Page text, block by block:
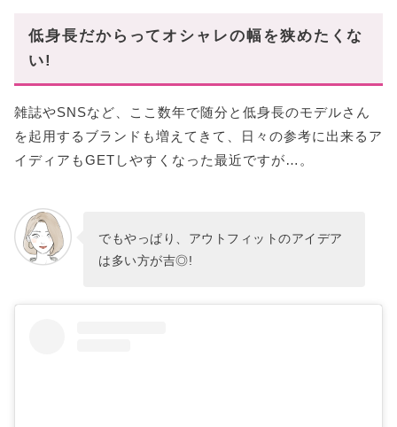
まとめ
低身長だからってオシャレの幅を狭めたくな
い!
雑誌やSNSなど、ここ数年で随分と低身長のモデルさん
を起用するブランドも増えてきて、日々の参考に出来るア
イディアもGETしやすくなった最近ですが…。
でもやっぱり、アウトフィットのアイデア
は多い方が吉◎!